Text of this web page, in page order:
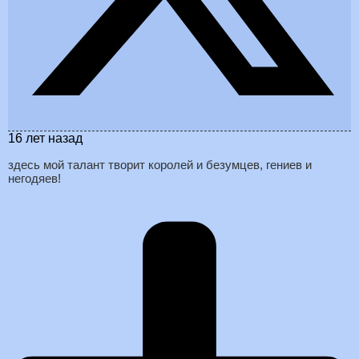
16 лет назад
здесь мой талант творит королей и безумцев, гениев и
негодяев!